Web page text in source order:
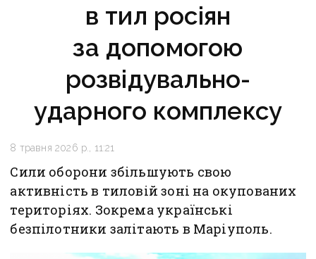
в тил росіян
за допомогою
розвідувально-
ударного комплексу
8 травня 2026 р., 11:21
Сили оборони збільшують свою
активність в тиловій зоні на окупованих
територіях. Зокрема українські
безпілотники залітають в Маріуполь.